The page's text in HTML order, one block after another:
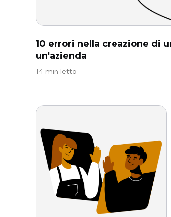
10 errori nella creazione di
un'azienda
14 min letto